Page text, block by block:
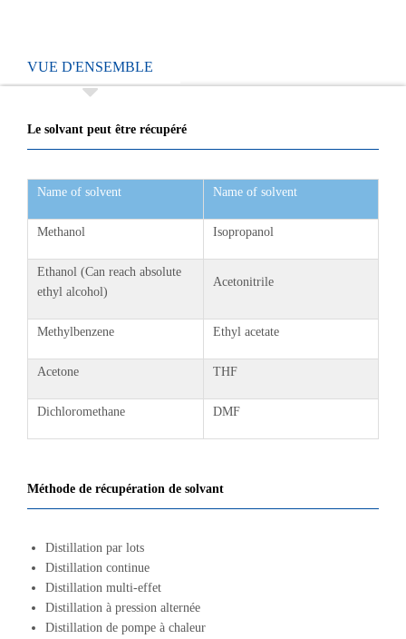
VUE D'ENSEMBLE
Le solvant peut être récupéré
Name of solvent Name of solvent
Methanol Isopropanol
Ethanol (Can reach absolute
ethyl alcohol)
Acetonitrile
Methylbenzene Ethyl acetate
Acetone THF
Dichloromethane DMF
Méthode de récupération de solvant
Distillation par lots
Distillation continue
Distillation multi-effet
Distillation à pression alternée
Distillation de pompe à chaleur